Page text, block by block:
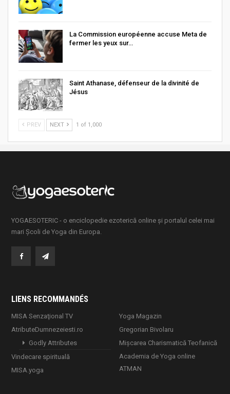
La Commission européenne accuse Meta de
fermer les yeux sur…
Saint Athanase, défenseur de la divinité de
Jésus
PREV NEXT 1 of 1,000
YOGAESOTERIC - o enciclopedie ezoterică online și portalul celei mai
mari Școli de Yoga din Europa.
LIENS RECOMMANDÉS
MISA Senzaţional TV
AtributeDumnezeiesti.ro
Godly Attributes
Vindecare spirituală
MISA.yoga
Yoga Magazin
Gregorian Bivolaru
Mișcarea Charismatică Teofanică
Academia de Yoga online
ATMAN